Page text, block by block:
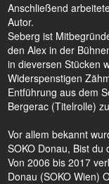
Anschließend
Autor.
Seberg ist
den Alex in der
in dieversen Stücken
Widerspenstigen
Entführung aus dem
Bergerac (Titelrolle)
Vor allem bekannt
SOKO Donau, Bist du
Von 2006 bis 2017
Donau (SOKO Wien)